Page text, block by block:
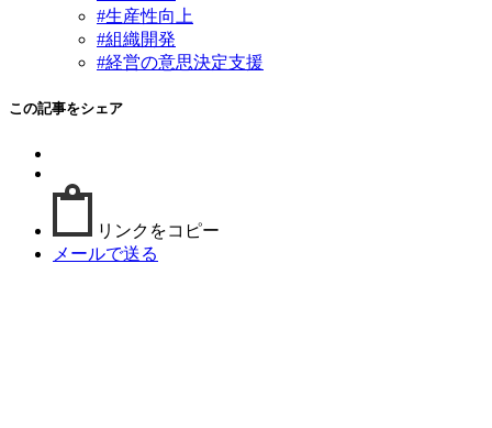
#生産性向上
#組織開発
#経営の意思決定支援
この記事をシェア
リンクをコピー
メールで送る